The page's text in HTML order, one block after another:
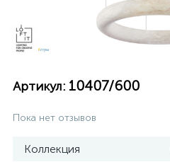
Артикул: 10407/600
Пока нет отзывов
Коллекция